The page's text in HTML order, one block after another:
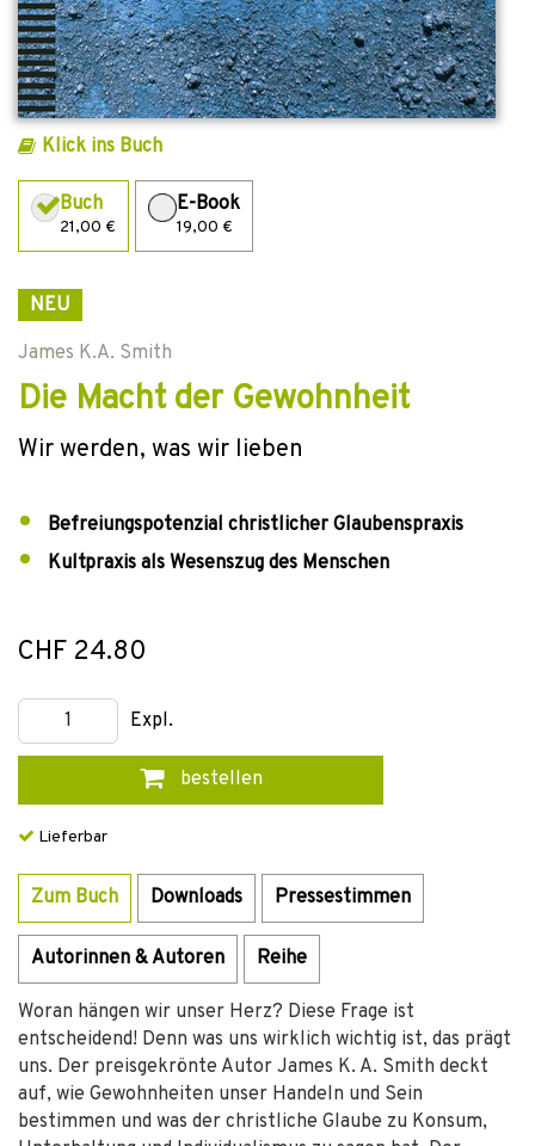
Klick ins Buch
Buch
21,00 €
E-Book
19,00 €
NEU
James K.A. Smith
Die Macht der Gewohnheit
Wir werden, was wir lieben
Befreiungspotenzial christlicher Glaubenspraxis
Kultpraxis als Wesenszug des Menschen
CHF 24.80
Expl.
bestellen
Lieferbar
Zum Buch Downloads Pressestimmen
Autorinnen & Autoren Reihe
Woran hängen wir unser Herz? Diese Frage ist
entscheidend! Denn was uns wirklich wichtig ist, das prägt
uns. Der preisgekrönte Autor James K. A. Smith deckt
auf, wie Gewohnheiten unser Handeln und Sein
bestimmen und was der christliche Glaube zu Konsum,